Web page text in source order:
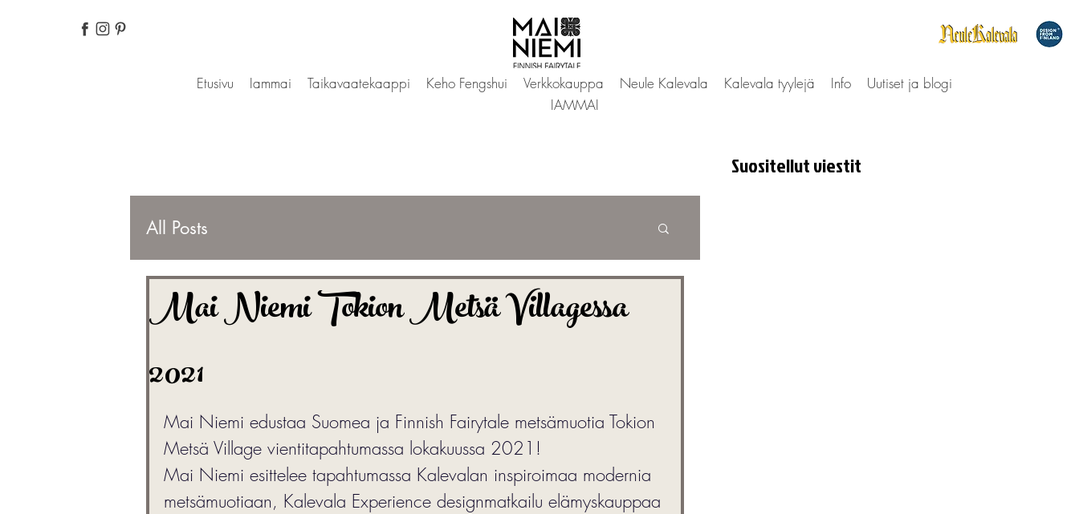
Etusivu Iammai Taikavaatekaappi Keho Fengshui Verkkokauppa Neule Kalevala Kalevala tyylejä Info
Uutiset ja blogi
IAMMAI
Suositellut viestit
All Posts
Mai Niemi Tokion Metsä Villagessa
2021
Mai Niemi edustaa Suomea ja Finnish Fairytale metsämuotia Tokion
Metsä Village vientitapahtumassa lokakuussa 2021!
Mai Niemi esittelee tapahtumassa Kalevalan inspiroimaa modernia
metsämuotiaan, Kalevala Experience designmatkailu elämyskauppaa